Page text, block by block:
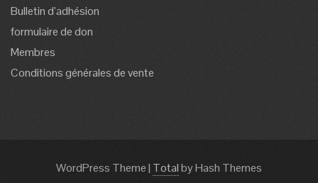
Bulletin d’adhésion
formulaire de don
Membres
Conditions générales de vente
WordPress Theme| Totalby Hash Themes